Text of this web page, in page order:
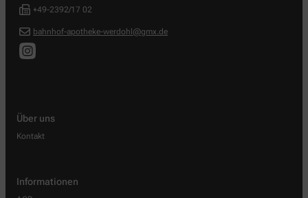
+49-2392/17 02
bahnhof-apotheke-werdohl@gmx.de
Über uns
Kontakt
Informationen